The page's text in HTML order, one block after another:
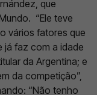
que
“Ele teve
vários fatores que
já faz com a idade
da Argentina; e
da competição”,
“Não tenho